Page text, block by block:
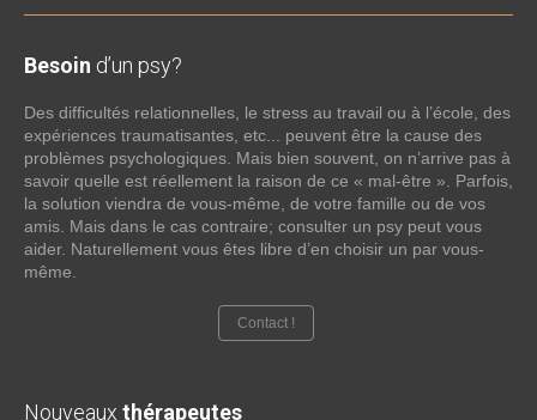
Besoin d’un psy?
Des difficultés relationnelles, le stress au travail ou à l’école, des
expériences traumatisantes, etc... peuvent être la cause des
problèmes psychologiques. Mais bien souvent, on n’arrive pas à
savoir quelle est réellement la raison de ce « mal-être ». Parfois,
la solution viendra de vous-même, de votre famille ou de vos
amis. Mais dans le cas contraire; consulter un psy peut vous
aider. Naturellement vous êtes libre d’en choisir un par vous-
même.
Contact !
Nouveaux thérapeutes